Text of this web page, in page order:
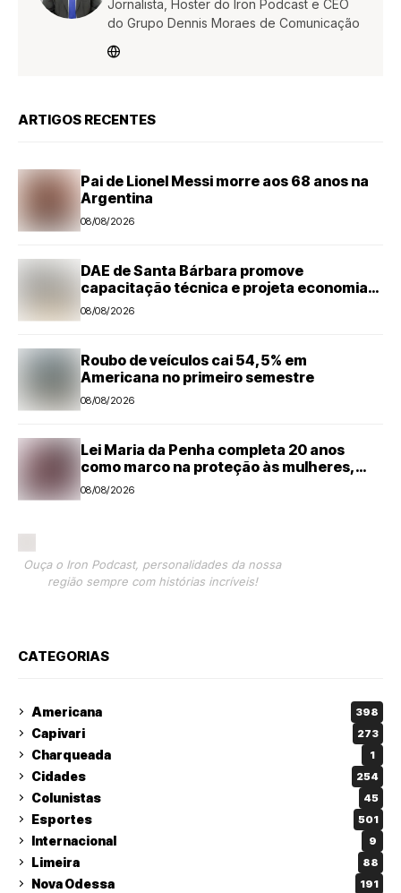
Jornalista, Hoster do Iron Podcast e CEO
do Grupo Dennis Moraes de Comunicação
ARTIGOS RECENTES
Pai de Lionel Messi morre aos 68 anos na
Argentina
08/08/2026
DAE de Santa Bárbara promove
capacitação técnica e projeta economia
anual de mais de R$ 300 mil com eficiência
08/08/2026
Roubo de veículos cai 54,5% em
Americana no primeiro semestre
08/08/2026
Lei Maria da Penha completa 20 anos
como marco na proteção às mulheres,
mas violência ainda desafia o país
08/08/2026
Ouça o Iron Podcast, personalidades da nossa
região sempre com histórias incríveis!
CATEGORIAS
Americana 398
Capivari 273
Charqueada 1
Cidades 254
Colunistas 45
Esportes 501
Internacional 9
Limeira 88
Nova Odessa 191